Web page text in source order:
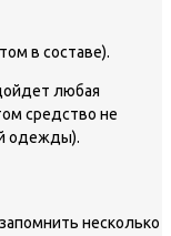
в составе).
любая
средство не
одежды).
несколько